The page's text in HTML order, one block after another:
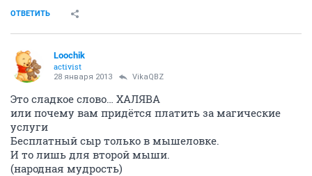
ОТВЕТИТЬ
Loochik
activist
28 января 2013 VikaQBZ
Это сладкое слово… ХАЛЯВА
или почему вам придётся платить за магические
услуги
Бесплатный сыр только в мышеловке.
И то лишь для второй мыши.
(народная мудрость)